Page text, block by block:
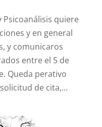
Psicoanálisis quiere
y en general
y comunicaros
entre el 5 de
Queda perativo
de cita,...